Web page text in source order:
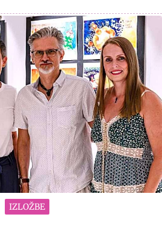
IZLOŽBE